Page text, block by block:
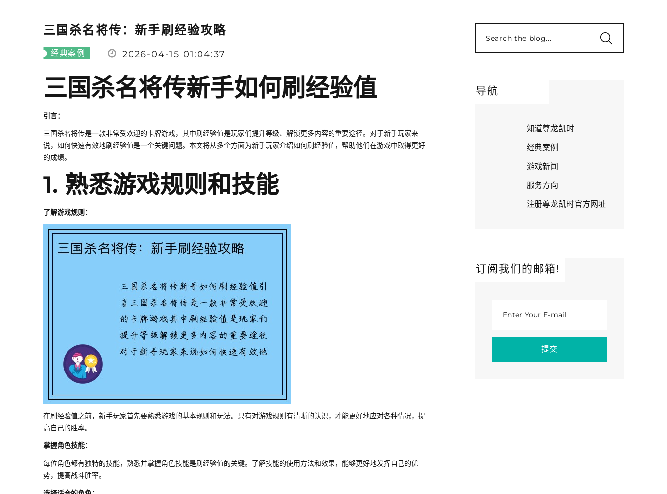
三国杀名将传：新手刷经验攻略
经典案例 2026-04-15 01:04:37
三国杀名将传新手如何刷经验值
引言：
三国杀名将传是一款非常受欢迎的卡牌游戏，其中刷经验值是玩家们提升等级、解锁更多内容的重要途径。对于新手玩家来
说，如何快速有效地刷经验值是一个关键问题。本文将从多个方面为新手玩家介绍如何刷经验值，帮助他们在游戏中取得更好
的成绩。
1. 熟悉游戏规则和技能
了解游戏规则：
在刷经验值之前，新手玩家首先要熟悉游戏的基本规则和玩法。只有对游戏规则有清晰的认识，才能更好地应对各种情况，提
高自己的胜率。
掌握角色技能：
每位角色都有独特的技能，熟悉并掌握角色技能是刷经验值的关键。了解技能的使用方法和效果，能够更好地发挥自己的优
势，提高战斗胜率。
Search the blog...
导航
知道尊龙凯时
经典案例
游戏新闻
服务方向
注册尊龙凯时官方网址
订阅我们的邮箱!
Enter Your E-mail
提交